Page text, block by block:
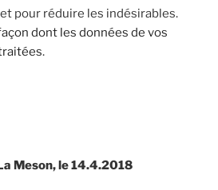
pour réduire les indésirables.
dont les données de vos
.
Meson, le 14.4.2018